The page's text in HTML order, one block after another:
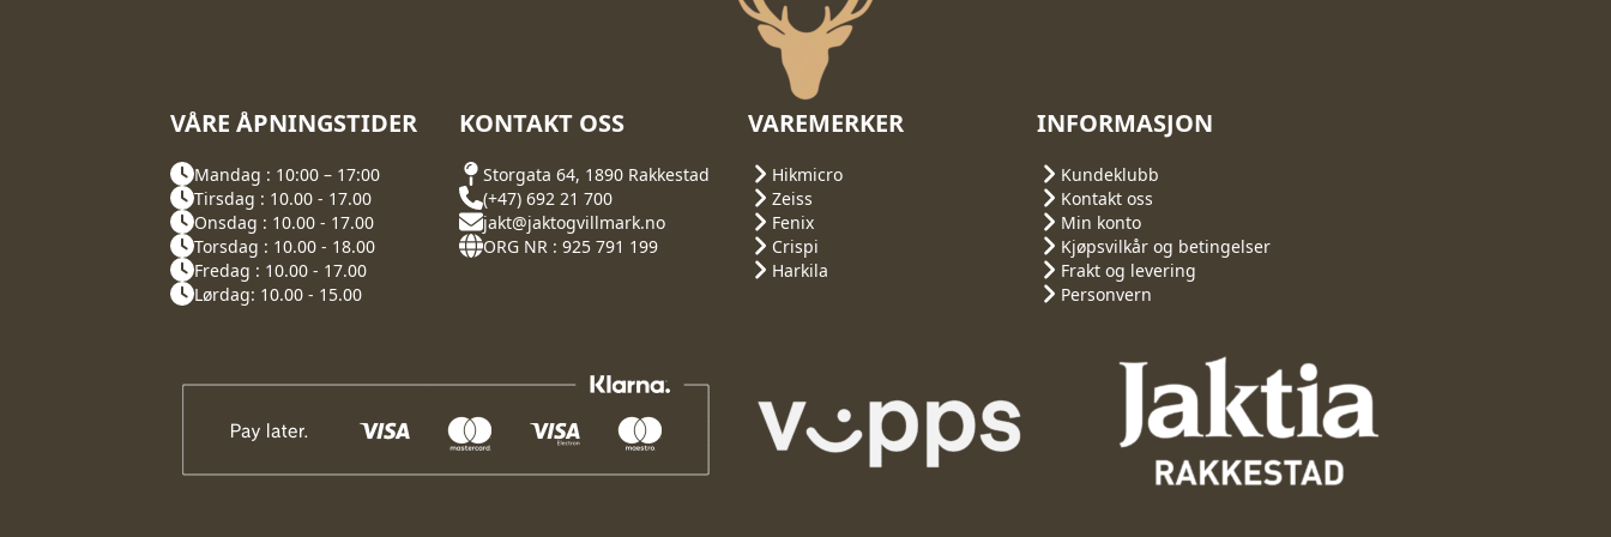
VÅRE ÅPNINGSTIDER
Mandag : 10:00 – 17:00
Tirsdag : 10.00 - 17.00
Onsdag : 10.00 - 17.00
Torsdag : 10.00 - 18.00
Fredag : 10.00 - 17.00
Lørdag: 10.00 - 15.00
KONTAKT OSS
Storgata 64, 1890 Rakkestad
(+47) 692 21 700
jakt@jaktogvillmark.no
ORG NR : 925 791 199
VAREMERKER
Hikmicro
Zeiss
Fenix
Crispi
Harkila
INFORMASJON
Kundeklubb
Kontakt oss
Min konto
Kjøpsvilkår og betingelser
Frakt og levering
Personvern